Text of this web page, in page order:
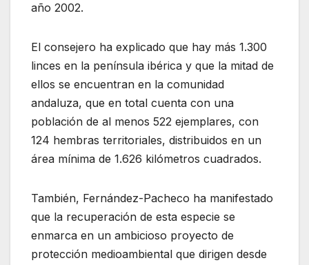
año 2002.
El consejero ha explicado que hay más 1.300
linces en la península ibérica y que la mitad de
ellos se encuentran en la comunidad
andaluza, que en total cuenta con una
población de al menos 522 ejemplares, con
124 hembras territoriales, distribuidos en un
área mínima de 1.626 kilómetros cuadrados.
También, Fernández-Pacheco ha manifestado
que la recuperación de esta especie se
enmarca en un ambicioso proyecto de
protección medioambiental que dirigen desde